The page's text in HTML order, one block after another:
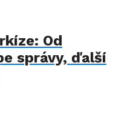
Od
správy, ďalší